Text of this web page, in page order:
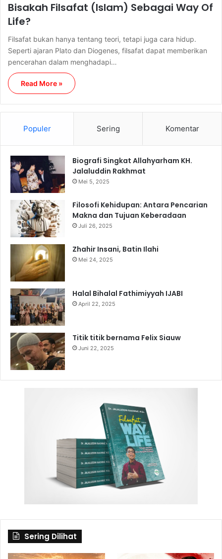
Bisakah Filsafat (Islam) Sebagai Way Of
Life?
Filsafat bukan hanya tentang teori, tetapi juga cara hidup.
Seperti ajaran Plato dan Diogenes, filsafat dapat memberikan
pencerahan dalam menghadapi…
Read More »
Populer Sering Komentar
Biografi Singkat Allahyarham KH.
Jalaluddin Rakhmat
Mei 5, 2025
Filosofi Kehidupan: Antara Pencarian
Makna dan Tujuan Keberadaan
Juli 26, 2025
Zhahir Insani, Batin Ilahi
Mei 24, 2025
Halal Bihalal Fathimiyyah IJABI
April 22, 2025
Titik titik bernama Felix Siauw
Juni 22, 2025
Sering Dilihat